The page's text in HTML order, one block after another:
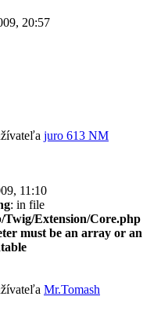
20:57
juro 613 NM
11:10
: in file
Extension/Core.php
must be an array or an
Mr.Tomash